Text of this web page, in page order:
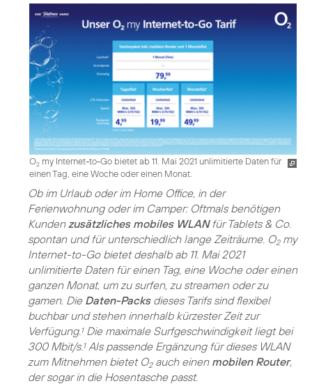
O2 my Internet-to-Go bietet ab 11. Mai 2021 unlimitierte Daten für
einen Tag, eine Woche oder einen Monat.
Ob im Urlaub oder im Home Office, in der
Ferienwohnung oder im Camper: Oftmals benötigen
Kunden zusätzliches mobiles WLANfür Tablets & Co.
spontan und für unterschiedlich lange Zeiträume. O2my
Internet-to-Go bietet deshalb ab 11. Mai 2021
unlimitierte Daten für einen Tag, eine Woche oder einen
ganzen Monat, um zu surfen, zu streamen oder zu
gamen. Die Daten-Packsdieses Tarifs sind flexibel
buchbar und stehen innerhalb kürzester Zeit zur
Verfügung. 1Die maximale Surfgeschwindigkeit liegt bei
300 Mbit/s. 1Als passende Ergänzung für dieses WLAN
zum Mitnehmen bietet O2auch einen mobilen Router,
der sogar in die Hosentasche passt.